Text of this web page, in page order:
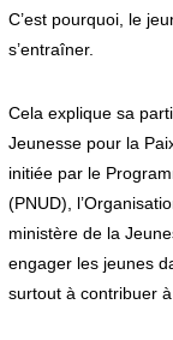
C’est pourquoi, le
s’entraîner.
Cela explique sa
Jeunesse pour la
initiée par le
(PNUD),
ministère de la
engager les jeunes
surtout à contribuer